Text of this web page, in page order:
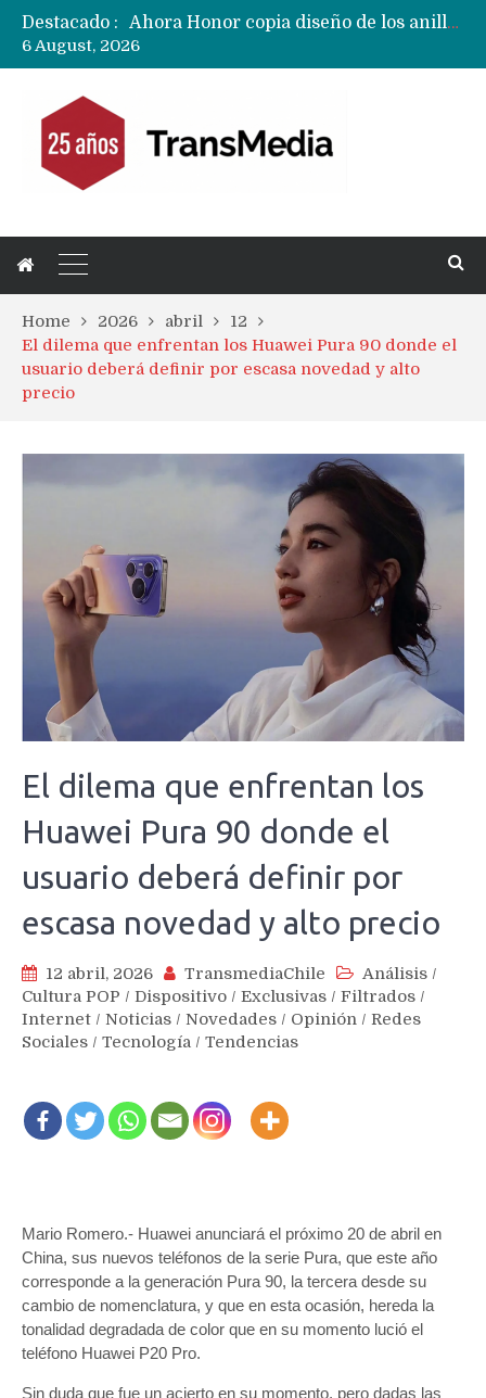
Destacado :
Ahora Honor copia diseño de los anillos traseros con pantalla del fabricante Oppo
Ecosistema Apple: cómo elegir el iPhone según tu uso
6 August, 2026
Home 2026 abril
12
El dilema que enfrentan los Huawei Pura 90 donde el
usuario deberá definir por escasa novedad y alto
precio
El dilema que enfrentan los
Huawei Pura 90 donde el
usuario deberá definir por
escasa novedad y alto precio
12 abril, 2026 TransmediaChile Análisis /
Cultura POP / Dispositivo / Exclusivas / Filtrados /
Internet / Noticias / Novedades / Opinión / Redes
Sociales / Tecnología / Tendencias
Mario Romero.- Huawei anunciará el próximo 20 de abril en
China, sus nuevos teléfonos de la serie Pura, que este año
corresponde a la generación Pura 90, la tercera desde su
cambio de nomenclatura, y que en esta ocasión, hereda la
tonalidad degradada de color que en su momento lució el
teléfono Huawei P20 Pro.
Sin duda que fue un acierto en su momento, pero dadas las